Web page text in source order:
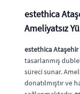
estethica
Ameliyatsız
estethica Ataşehir
tasarlanmış
süreci sunar.
donatılmıştır ve